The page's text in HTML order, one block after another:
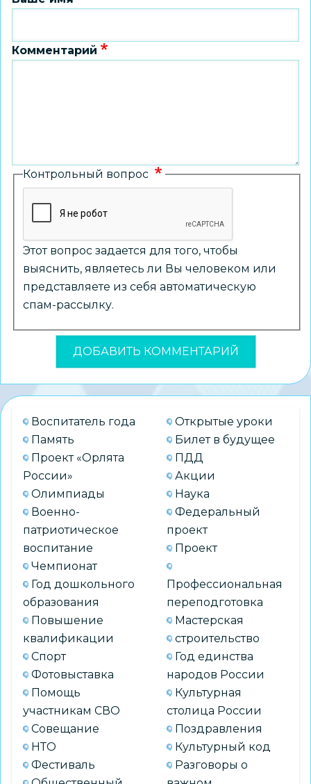
Комментарий
Контрольный вопрос
Этот вопрос задается для того, чтобы
выяснить, являетесь ли Вы человеком или
представляете из себя автоматическую
спам-рассылку.
Воспитатель года
Память
Проект «Орлята
России»
Олимпиады
Военно-
патриотическое
воспитание
Чемпионат
Год дошкольного
образования
Повышение
квалификации
Спорт
Фотовыставка
Помощь
участникам СВО
Совещание
НТО
Фестиваль
Открытые уроки
Билет в будущее
ПДД
Акции
Наука
Федеральный
проект
Проект
Профессиональная
переподготовка
Мастерская
строительство
Год единства
народов России
Культурная
столица России
Поздравления
Культурный код
Разговоры о